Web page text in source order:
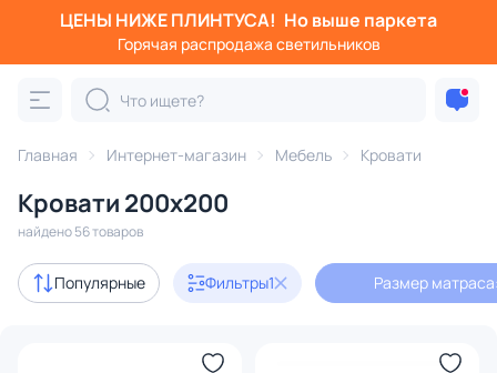
ЦЕНЫ НИЖЕ ПЛИНТУСА! Но выше паркета
Горячая распродажа светильников
Главная Интернет-магазин Мебель Кровати
Кровати 200x200
найдено 56 товаров
Популярные Фильтры1 Размер
Фильтры
Категория:
двуспальные односпальные
В наличии 3